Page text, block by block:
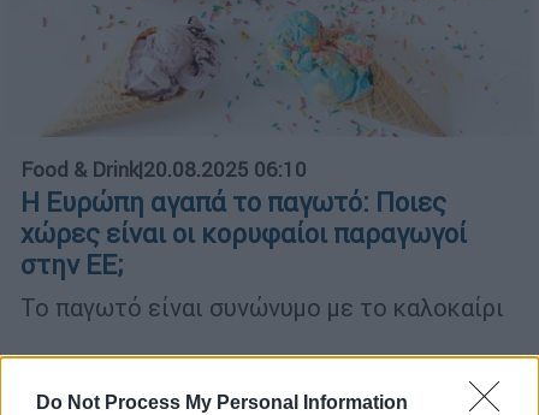
Do Not Process My Personal Information
Food & Drink|20.08.2025 06:10
Η Ευρώπη αγαπά το παγωτό: Ποιες
χώρες είναι οι κορυφαίοι παραγωγοί
στην ΕΕ;
Το παγωτό είναι συνώνυμο με το καλοκαίρι